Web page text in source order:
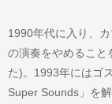
1990年代に入り、
の演奏をやめること
た)。1993年にはゴ
Super Sounds」を